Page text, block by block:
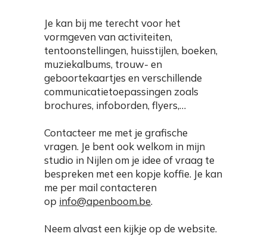
Je kan bij me terecht voor het
vormgeven van activiteiten,
tentoonstellingen, huisstijlen, boeken,
muziekalbums, trouw- en
geboortekaartjes en verschillende
communicatietoepassingen zoals
brochures, infoborden, flyers,…
Contacteer me met je grafische
vragen. Je bent ook welkom in mijn
studio in Nijlen om je idee of vraag te
bespreken met een kopje koffie. Je kan
me per mail contacteren
op info@apenboom.be.
Neem alvast een kijkje op de website.